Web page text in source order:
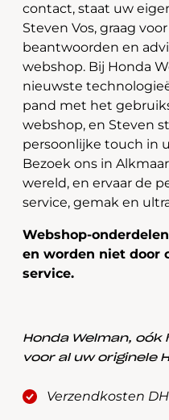
contact, staat uw
Steven Vos, graag
beantwoorden en
webshop. Bij Honda
nieuwste
pand met het
webshop, en Steven
persoonlijke touch in
Bezoek ons in
wereld, en ervaar de
service, gemak en
Webshop-
en worden niet door
service.
Honda Welman,
voor al uw originele
Verzendkosten